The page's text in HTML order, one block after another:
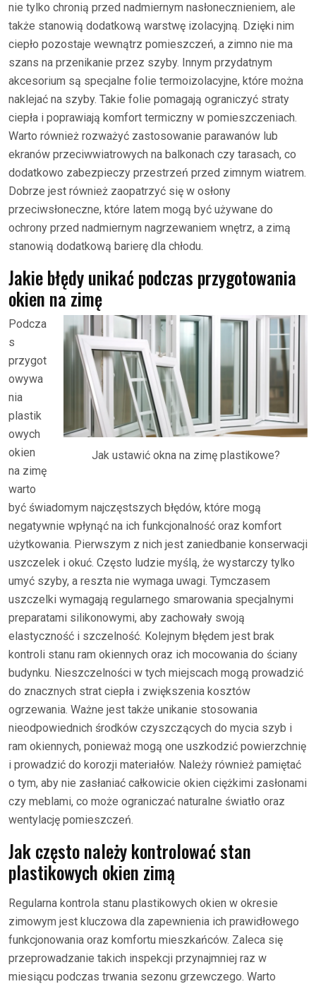
nie tylko chronią przed nadmiernym nasłonecznieniem, ale
także stanowią dodatkową warstwę izolacyjną. Dzięki nim
ciepło pozostaje wewnątrz pomieszczeń, a zimno nie ma
szans na przenikanie przez szyby. Innym przydatnym
akcesorium są specjalne folie termoizolacyjne, które można
naklejać na szyby. Takie folie pomagają ograniczyć straty
ciepła i poprawiają komfort termiczny w pomieszczeniach.
Warto również rozważyć zastosowanie parawanów lub
ekranów przeciwwiatrowych na balkonach czy tarasach, co
dodatkowo zabezpieczy przestrzeń przed zimnym wiatrem.
Dobrze jest również zaopatrzyć się w osłony
przeciwsłoneczne, które latem mogą być używane do
ochrony przed nadmiernym nagrzewaniem wnętrz, a zimą
stanowią dodatkową barierę dla chłodu.
Jakie błędy unikać podczas przygotowania
okien na zimę
Jak ustawić okna na zimę plastikowe?
Podcza
s
przygot
owywa
nia
plastik
owych
okien
na zimę
warto
być świadomym najczęstszych błędów, które mogą
negatywnie wpłynąć na ich funkcjonalność oraz komfort
użytkowania. Pierwszym z nich jest zaniedbanie konserwacji
uszczelek i okuć. Często ludzie myślą, że wystarczy tylko
umyć szyby, a reszta nie wymaga uwagi. Tymczasem
uszczelki wymagają regularnego smarowania specjalnymi
preparatami silikonowymi, aby zachowały swoją
elastyczność i szczelność. Kolejnym błędem jest brak
kontroli stanu ram okiennych oraz ich mocowania do ściany
budynku. Nieszczelności w tych miejscach mogą prowadzić
do znacznych strat ciepła i zwiększenia kosztów
ogrzewania. Ważne jest także unikanie stosowania
nieodpowiednich środków czyszczących do mycia szyb i
ram okiennych, ponieważ mogą one uszkodzić powierzchnię
i prowadzić do korozji materiałów. Należy również pamiętać
o tym, aby nie zasłaniać całkowicie okien ciężkimi zasłonami
czy meblami, co może ograniczać naturalne światło oraz
wentylację pomieszczeń.
Jak często należy kontrolować stan
plastikowych okien zimą
Regularna kontrola stanu plastikowych okien w okresie
zimowym jest kluczowa dla zapewnienia ich prawidłowego
funkcjonowania oraz komfortu mieszkańców. Zaleca się
przeprowadzanie takich inspekcji przynajmniej raz w
miesiącu podczas trwania sezonu grzewczego. Warto